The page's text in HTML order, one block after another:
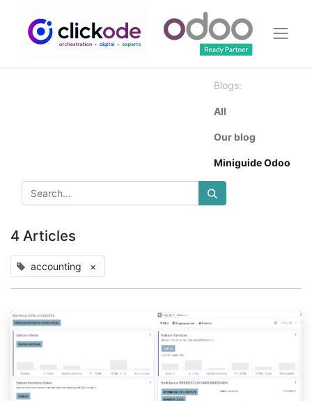
Blogs:
All
Our blog
Miniguide Odoo
4 Articles
accounting ×